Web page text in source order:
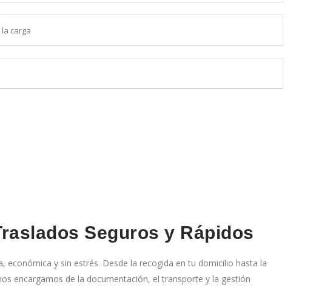
Seguros y Rápidos
económica y sin estrés. Desde la recogida en tu domicilio hasta la
encargamos de la documentación, el transporte y la gestión